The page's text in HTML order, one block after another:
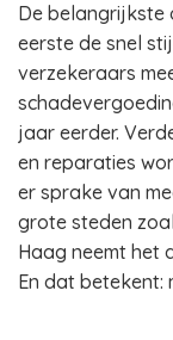
De belangrijkste
eerste de snel
verzekeraars
jaar eerder.
en reparaties
er sprake van
grote steden
Haag neemt het
En dat betekent: